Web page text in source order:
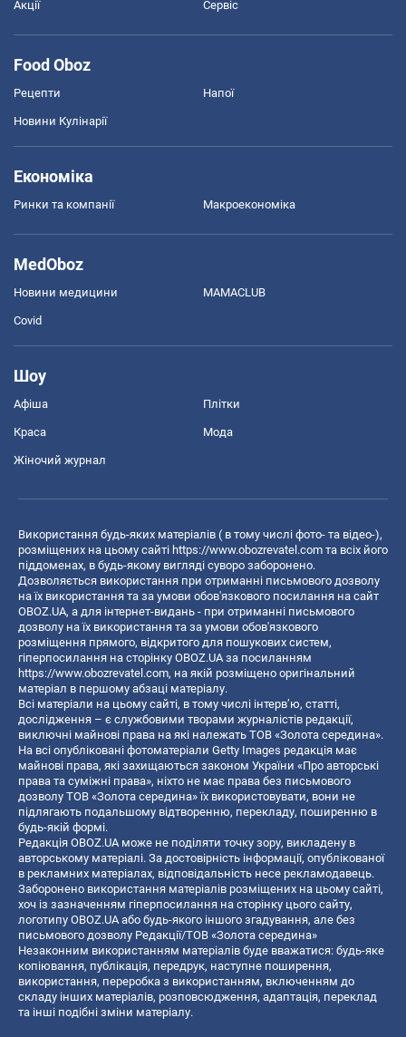
Акції Сервіс
Food Oboz
Рецепти Напої
Новини Кулінарії
Економіка
Ринки та компанії Макроекономіка
MedOboz
Новини медицини MAMACLUB
Covid
Шоу
Афіша Плітки
Краса Мода
Жіночий журнал
Використання будь-яких матеріалів ( в тому числі фото- та відео-),
розміщених на цьому сайті https://www.obozrevatel.com та всіх його
піддоменах, в будь-якому вигляді суворо заборонено.
Дозволяється використання при отриманні письмового дозволу
на їх використання та за умови обов'язкового посилання на сайт
OBOZ.UA, а для інтернет-видань - при отриманні письмового
дозволу на їх використання та за умови обов'язкового
розміщення прямого, відкритого для пошукових систем,
гіперпосилання на сторінку OBOZ.UA за посиланням
https://www.obozrevatel.com, на якій розміщено оригінальний
матеріал в першому абзаці матеріалу.
Всі матеріали на цьому сайті, в тому числі інтерв’ю, статті,
дослідження – є службовими творами журналістів редакції,
виключні майнові права на які належать ТОВ «Золота середина».
На всі опубліковані фотоматеріали Getty Images редакція має
майнові права, які захищаються законом України «Про авторські
права та суміжні права», ніхто не має права без письмового
дозволу ТОВ «Золота середина» їх використовувати, вони не
підлягають подальшому відтворенню, перекладу, поширенню в
будь-якій формі.
Редакція OBOZ.UA може не поділяти точку зору, викладену в
авторському матеріалі. За достовірність інформації, опублікованої
в рекламних матеріалах, відповідальність несе рекламодавець.
Заборонено використання матеріалів розміщених на цьому сайті,
хоч із зазначенням гіперпосилання на сторінку цього сайту,
логотипу OBOZ.UA або будь-якого іншого згадування, але без
письмового дозволу Редакції/ТОВ «Золота середина»
Незаконним використанням матеріалів буде вважатися: будь-яке
копiювання, публiкацiя, передрук, наступне поширення,
використання, переробка з використанням, включенням до
складу інших матеріалів, розповсюдження, адаптація, переклад
та інші подібні зміни матеріалу.